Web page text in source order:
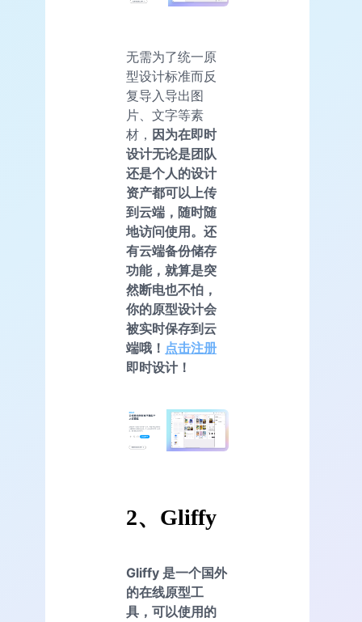
无需为了统一原
型设计标准而反
复导入导出图
片、文字等素
材， 因为在即时
设计无论是团队
还是个人的设计
资产都可以上传
到云端，随时随
地访问使用。还
有云端备份储存
功能，就算是突
然断电也不怕，
你的原型设计会
被实时保存到云
端哦！ 点击注册
即时设计！
2、 Gliffy
Gliffy 是一个国外
的在线原型工
具，可以使用的